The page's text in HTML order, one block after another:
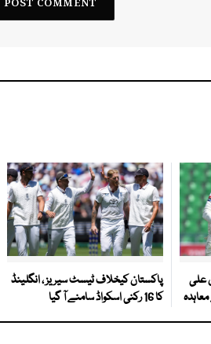
علی
پاکستان کیخلاف ٹیسٹ سیریز ، انگلینڈ
کا 16 رکنی اسکواڈ سامنے آ گیا